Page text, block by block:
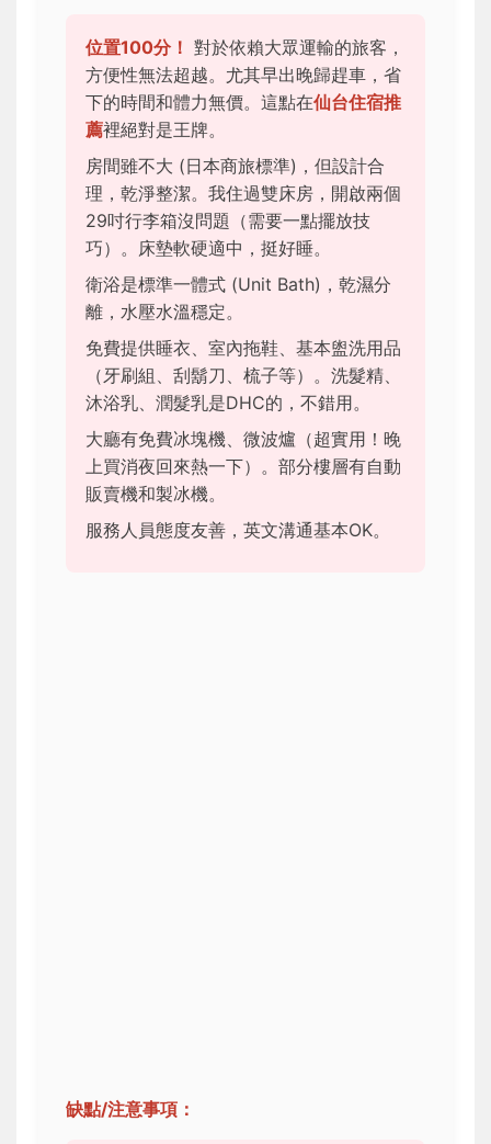
位置100分！ 對於依賴大眾運輸的旅客，
方便性無法超越。尤其早出晚歸趕車，省
下的時間和體力無價。這點在仙台住宿推
薦裡絕對是王牌。
房間雖不大 (日本商旅標準)，但設計合
理，乾淨整潔。我住過雙床房，開啟兩個
29吋行李箱沒問題（需要一點擺放技
巧）。床墊軟硬適中，挺好睡。
衛浴是標準一體式 (Unit Bath)，乾濕分
離，水壓水溫穩定。
免費提供睡衣、室內拖鞋、基本盥洗用品
（牙刷組、刮鬍刀、梳子等）。洗髮精、
沐浴乳、潤髮乳是DHC的，不錯用。
大廳有免費冰塊機、微波爐（超實用！晚
上買消夜回來熱一下）。部分樓層有自動
販賣機和製冰機。
服務人員態度友善，英文溝通基本OK。
缺點/注意事項：